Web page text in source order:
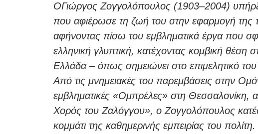
ΟΓιώργος Ζογγολόπουλος (1903–2004)
που αφιέρωσε τη ζωή του στην εφαρμογή της
αφήνοντας πίσω του εμβληματικά έργα που
ελληνική γλυπτική, κατέχοντας κομβική θέση
Ελλάδα – όπως σημειώνει στο επιμελητικό
Από τις μνημειακές του παρεμβάσεις στην
εμβληματικές «Ομπρέλες» στη Θεσσαλονίκη,
Χορός του Ζαλόγγου», ο Ζογγολόπουλος
κομμάτι της καθημερινής εμπειρίας του πολίτη.